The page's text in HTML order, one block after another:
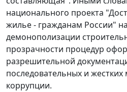
национального проекта
жилье - гражданам России"
демонополизации
прозрачности процедур
разрешительной
последовательных и
коррупции.